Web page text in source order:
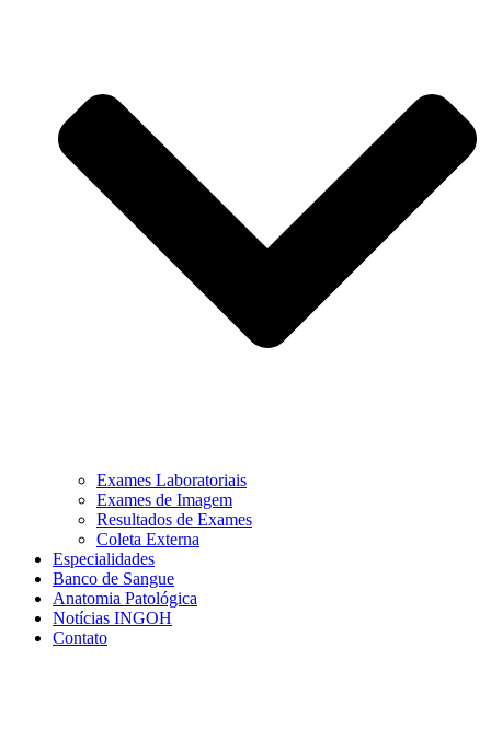
Exames Laboratoriais
Exames de Imagem
Resultados de Exames
Coleta Externa
Especialidades
Banco de Sangue
Anatomia Patológica
Notícias INGOH
Contato